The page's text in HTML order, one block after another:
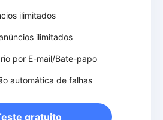
ilimitados
ilimitados
por E-mail/Bate-papo
automática de falhas
gratuito